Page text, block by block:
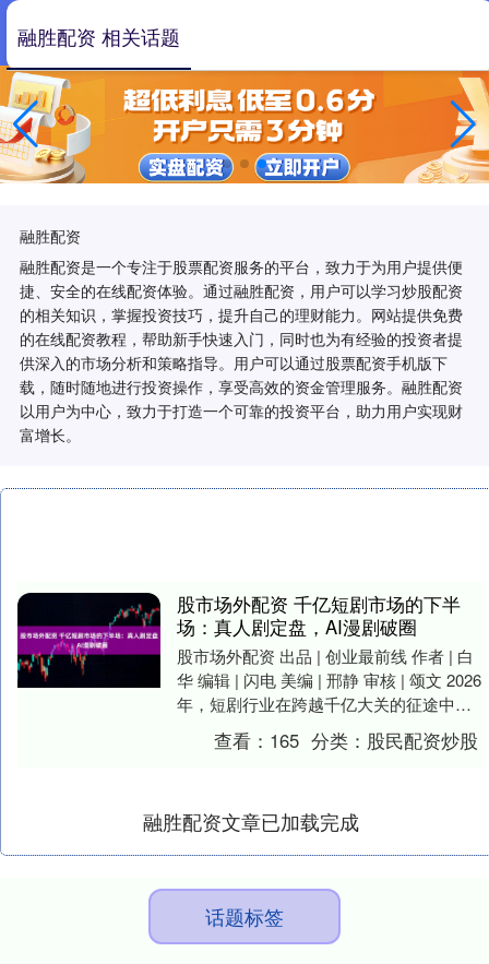
融胜配资
融胜配资是一个专注于股票配资服务的平台，致力于为用户提供便
捷、安全的在线配资体验。通过融胜配资，用户可以学习炒股配资
的相关知识，掌握投资技巧，提升自己的理财能力。网站提供免费
的在线配资教程，帮助新手快速入门，同时也为有经验的投资者提
供深入的市场分析和策略指导。用户可以通过股票配资手机版下
载，随时随地进行投资操作，享受高效的资金管理服务。融胜配资
以用户为中心，致力于打造一个可靠的投资平台，助力用户实现财
富增长。
融胜配资 相关话题
股市场外配资 千亿短剧市场的下半
场：真人剧定盘，AI漫剧破圈
股市场外配资 出品 | 创业最前线 作者 | 白
华 编辑 | 闪电 美编 | 邢静 审核 | 颂文 2026
年，短剧行业在跨越千亿大关的征途中，
迎来一场史无前例....
查看： 165 分类： 股民配资炒股
融胜配资文章已加载完成
话题标签